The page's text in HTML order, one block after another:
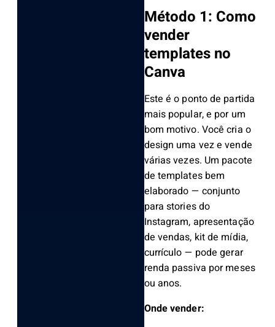
Método 1: Como
vender
templates no
Canva
Este é o ponto de partida
mais popular, e por um
bom motivo. Você cria o
design uma vez e vende
várias vezes. Um pacote
de templates bem
elaborado — conjunto
para stories do
Instagram, apresentação
de vendas, kit de mídia,
currículo — pode gerar
renda passiva por meses
ou anos.
Onde vender: